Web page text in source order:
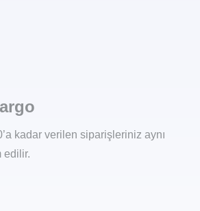
kadar verilen siparişleriniz aynı
edilir.